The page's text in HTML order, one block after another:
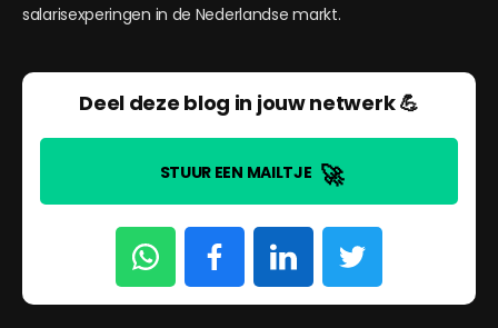
salarisexperingen in de Nederlandse markt.
Deel deze blog in jouw netwerk 💪
STUUR EEN MAILTJE 🚀